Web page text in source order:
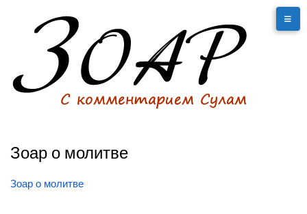
Зоар о молитве
Зоар о молитве